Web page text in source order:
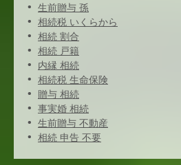
生前贈与 孫
相続税 いくらから
相続 割合
相続 戸籍
内縁 相続
相続税 生命保険
贈与 相続
事実婚 相続
生前贈与 不動産
相続 申告 不要